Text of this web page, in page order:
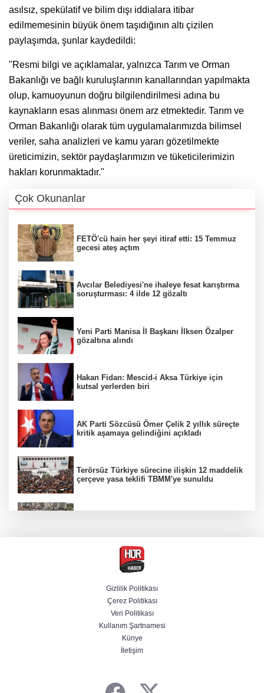
asılsız, spekülatif ve bilim dışı iddialara itibar
edilmemesinin büyük önem taşıdığının altı çizilen
paylaşımda, şunlar kaydedildi:
"Resmi bilgi ve açıklamalar, yalnızca Tarım ve Orman
Bakanlığı ve bağlı kuruluşlarının kanallarından yapılmakta
olup, kamuoyunun doğru bilgilendirilmesi adına bu
kaynakların esas alınması önem arz etmektedir. Tarım ve
Orman Bakanlığı olarak tüm uygulamalarımızda bilimsel
veriler, saha analizleri ve kamu yararı gözetilmekte
üreticimizin, sektör paydaşlarımızın ve tüketicilerimizin
hakları korunmaktadır."
Çok Okunanlar
FETÖ'cü hain her şeyi itiraf etti: 15 Temmuz
gecesi ateş açtım
Avcılar Belediyesi'ne ihaleye fesat karıştırma
soruşturması: 4 ilde 12 gözaltı
Yeni Parti Manisa İl Başkanı İlksen Özalper
gözaltına alındı
Hakan Fidan: Mescid-i Aksa Türkiye için
kutsal yerlerden biri
AK Parti Sözcüsü Ömer Çelik 2 yıllık süreçte
kritik aşamaya gelindiğini açıkladı
Terörsüz Türkiye sürecine ilişkin 12 maddelik
çerçeve yasa teklifi TBMM'ye sunuldu
CHP'li belediye başkanın yazışmaları rüşvet
ağını ortaya koydu
Serdal Adalı'dan Salah açıklaması!
''Transferini biz istemedik''
"Muhalif maskesi" altındaki 11 sosyal medya
Gizlilik Politikası
Çerez Politikası
Veri Politikası
Kullanım Şartnamesi
Künye
İletişim